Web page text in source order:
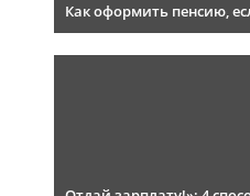
Как оформить пенсию,